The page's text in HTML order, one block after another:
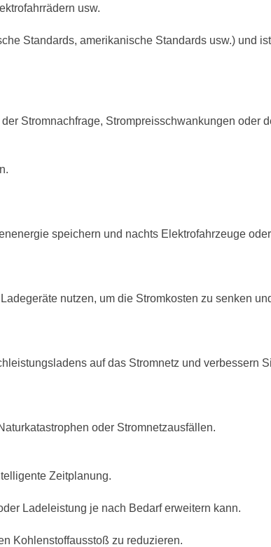
usw.
Standards, amerikanische Standards usw.) und ist
Stromnachfrage, Strompreisschwankungen oder
speichern und nachts Elektrofahrzeuge oder
nutzen, um die Stromkosten zu senken
auf das Stromnetz und verbessern
oder Stromnetzausfällen.
Zeitplanung.
Ladeleistung je nach Bedarf erweitern kann.
Kohlenstoffausstoß zu reduzieren.